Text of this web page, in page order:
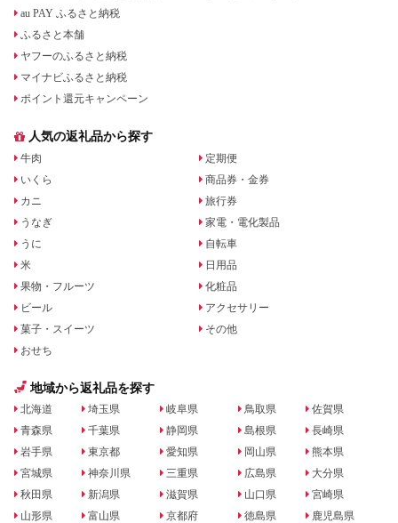
au PAY ふるさと納税
ふるさと本舗
ヤフーのふるさと納税
マイナビふるさと納税
ポイント還元キャンペーン
人気の返礼品から探す
牛肉
いくら
カニ
うなぎ
うに
米
果物・フルーツ
ビール
菓子・スイーツ
おせち
定期便
商品券・金券
旅行券
家電・電化製品
自転車
日用品
化粧品
アクセサリー
その他
地域から返礼品を探す
北海道
青森県
岩手県
宮城県
秋田県
山形県
埼玉県
千葉県
東京都
神奈川県
新潟県
富山県
岐阜県
静岡県
愛知県
三重県
滋賀県
京都府
鳥取県
島根県
岡山県
広島県
山口県
徳島県
佐賀県
長崎県
熊本県
大分県
宮崎県
鹿児島県